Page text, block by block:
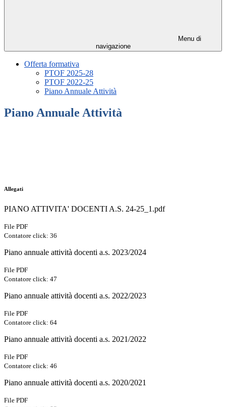
Menu di
navigazione
Offerta formativa
PTOF 2025-28
PTOF 2022-25
Piano Annuale Attività
Piano Annuale Attività
Allegati
PIANO ATTIVITA' DOCENTI A.S. 24-25_1.pdf
File PDF
Contatore click: 36
Piano annuale attività docenti a.s. 2023/2024
File PDF
Contatore click: 47
Piano annuale attività docenti a.s. 2022/2023
File PDF
Contatore click: 64
Piano annuale attività docenti a.s. 2021/2022
File PDF
Contatore click: 46
Piano annuale attività docenti a.s. 2020/2021
File PDF